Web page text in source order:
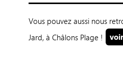
Vous pouvez aussi nous
Jard, à Châlons Plage !